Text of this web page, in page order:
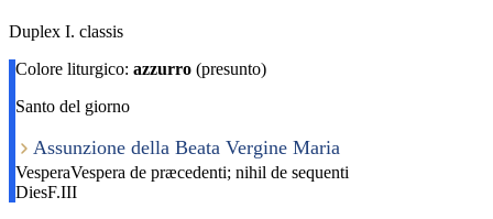
Duplex I. classis
Colore liturgico: azzurro (presunto)
Santo del giorno
Assunzione della Beata Vergine Maria
VesperaVespera de præcedenti; nihil de sequenti
DiesF.III